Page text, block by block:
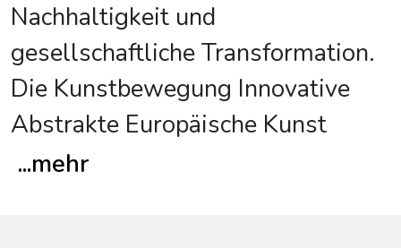
Nachhaltigkeit und
gesellschaftliche Transformation.
Die Kunstbewegung Innovative
Abstrakte Europäische Kunst
...mehr